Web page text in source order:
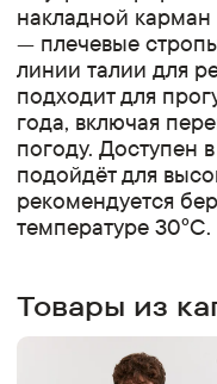
накладной
— плечевые
линии талии для
подходит для
года, включая
погоду. Доступен
подойдёт для
рекомендуется
температуре 30°C.
Товары из